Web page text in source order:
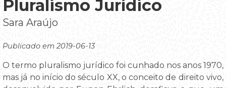
Pluralismo Jurídico
Sara Araújo
Publicado em 2019-06-13
O termo pluralismo jurídico foi cunhado nos anos 1970,
mas já no início do século XX, o conceito de direito vivo,